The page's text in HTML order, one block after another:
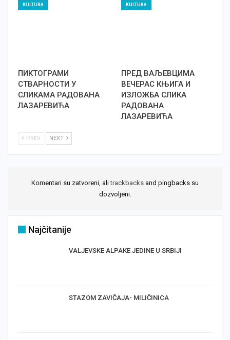
KULTURA
ПИКТОГРАМИ
СТВАРНОСТИ У
СЛИКАМА РАДОВАНА
ЛАЗАРЕВИЋА
KULTURA
ПРЕД ВАЉЕВЦИМА
ВЕЧЕРАС КЊИГА И
ИЗЛОЖБА СЛИКА
РАДОВАНА
ЛАЗАРЕВИЋА
PREV NEXT
Komentari su zatvoreni, alitrackbacks and pingbacks su
dozvoljeni.
Najčitanije
VALJEVSKE ALPAKE JEDINE U SRBIJI
STAZOM ZAVIČAJA- MILIČINICA